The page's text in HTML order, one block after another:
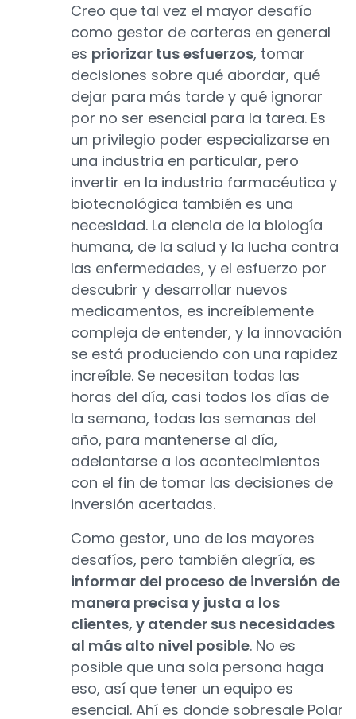
Creo que tal vez el mayor desafío
como gestor de carteras en general
es priorizar tus esfuerzos, tomar
decisiones sobre qué abordar, qué
dejar para más tarde y qué ignorar
por no ser esencial para la tarea. Es
un privilegio poder especializarse en
una industria en particular, pero
invertir en la industria farmacéutica y
biotecnológica también es una
necesidad. La ciencia de la biología
humana, de la salud y la lucha contra
las enfermedades, y el esfuerzo por
descubrir y desarrollar nuevos
medicamentos, es increíblemente
compleja de entender, y la innovación
se está produciendo con una rapidez
increíble. Se necesitan todas las
horas del día, casi todos los días de
la semana, todas las semanas del
año, para mantenerse al día,
adelantarse a los acontecimientos
con el fin de tomar las decisiones de
inversión acertadas.
Como gestor, uno de los mayores
desafíos, pero también alegría, es
informar del proceso de inversión de
manera precisa y justa a los
clientes, y atender sus necesidades
al más alto nivel posible. No es
posible que una sola persona haga
eso, así que tener un equipo es
esencial. Ahí es donde sobresale Polar